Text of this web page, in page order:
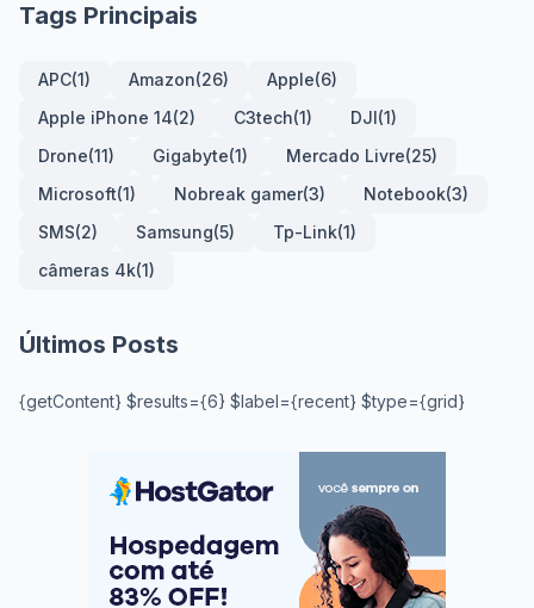
Tags Principais
APC(1) Amazon(26) Apple(6)
Apple iPhone 14(2) C3tech(1) DJI(1)
Drone(11) Gigabyte(1) Mercado Livre(25)
Microsoft(1) Nobreak gamer(3) Notebook(3)
SMS(2) Samsung(5) Tp-Link(1)
câmeras 4k(1)
Últimos Posts
{getContent} $results={6} $label={recent} $type={grid}